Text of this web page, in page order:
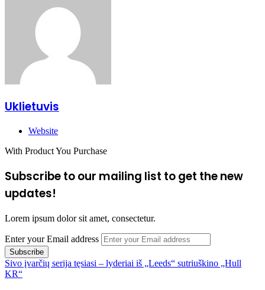
Uklietuvis
Website
With Product You Purchase
Subscribe to our mailing list to get the new
updates!
Lorem ipsum dolor sit amet, consectetur.
Enter your Email address
Sivo įvarčių serija tęsiasi – lyderiai iš „Leeds“ sutriuškino „Hull
KR“